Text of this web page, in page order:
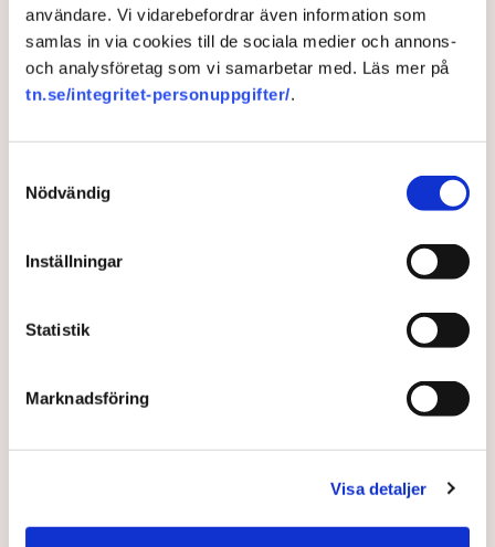
användare. Vi vidarebefordrar även information som
samlas in via cookies till de sociala medier och annons-
och analysföretag som vi samarbetar med. Läs mer på
tn.se/integritet-personuppgifter/.
Nödvändig
Inställningar
Statistik
Marknadsföring
Visa detaljer
Stockholm. ”Vi är redo, om andra samhällsaktörer
ger oss uppdraget, att bidra”, skriver han i ett inlägg
på DN Debatt.
Ledare: Sommarprat kan öka
förståelsen för företagande
Trots dåliga erfarenheter hoppas Di:s Erik Zsiga att